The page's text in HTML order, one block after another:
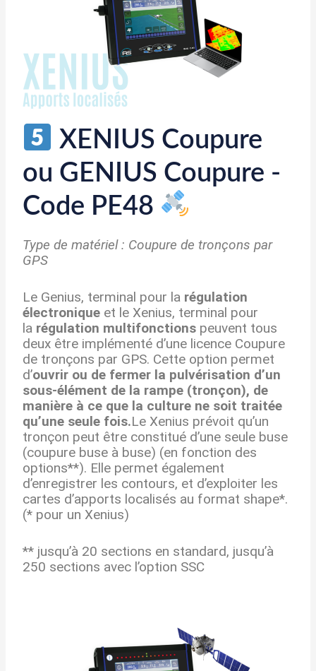
XENIUS Coupure
ou GENIUS Coupure -
Code PE48
Type de matériel : Coupure de tronçons par
GPS
Le Genius, terminal pour la régulation
électroniqueet le Xenius, terminal pour
la régulation multifonctionspeuvent tous
deux être implémenté d’une licence Coupure
de tronçons par GPS. Cette option permet
d’ouvrir ou de fermer la pulvérisation d’un
sous-élément de la rampe (tronçon), de
manière à ce que la culture ne soit traitée
qu’une seule fois.Le Xenius prévoit qu’un
tronçon peut être constitué d’une seule buse
(coupure buse à buse) (en fonction des
options**). Elle permet également
d’enregistrer les contours, et d’exploiter les
cartes d’apports localisés au format shape*.
(* pour un Xenius)
** jusqu’à 20 sections en standard, jusqu’à
250 sections avec l’option SSC